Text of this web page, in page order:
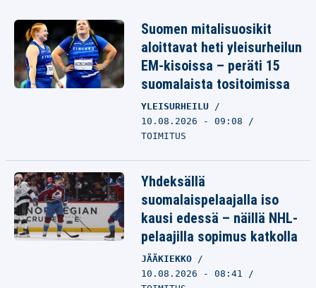
Suomen mitalisuosikit
aloittavat heti yleisurheilun
EM-kisoissa – peräti 15
suomalaista tositoimissa
YLEISURHEILU
10.08.2026 - 09:08
TOIMITUS
Yhdeksällä
suomalaispelaajalla iso
kausi edessä – näillä NHL-
pelaajilla sopimus katkolla
JÄÄKIEKKO
10.08.2026 - 08:41